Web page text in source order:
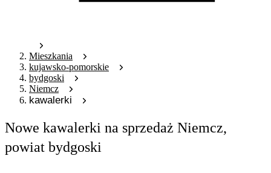
Mieszkania
kujawsko-pomorskie
bydgoski
Niemcz
kawalerki
Nowe kawalerki na sprzedaż Niemcz,
powiat bydgoski